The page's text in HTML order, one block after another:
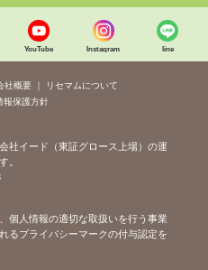
YouTube Instagram line
社概要
リセマムについて
報保護方針
社イード（東証グロース上場）の運
。
個人情報の適切な取扱いを行う事業
るプライバシーマークの付与認定を